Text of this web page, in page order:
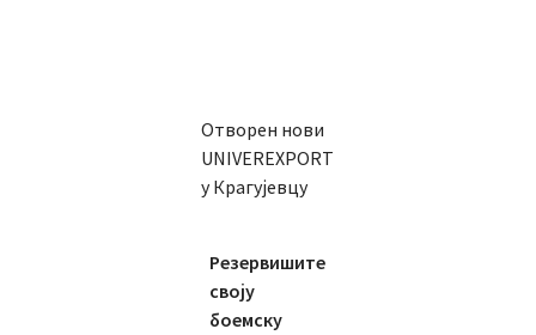
Отворен нови
UNIVEREXPORT
у Крагујевцу
Резервишите
своју
боемску